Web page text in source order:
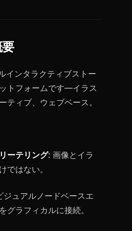
要
インタラクティブストー
トフォームです—イラス
ティブ、ウェブベース。
ーテリング: 画像とイラ
ではない。
ジュアルノードベースエ
グラフィカルに接続。